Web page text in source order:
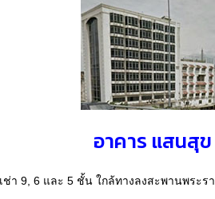
อาคาร แสนสุข
ช่า 9, 6 และ 5 ชั้น ใกล้ทางลงสะพานพระ